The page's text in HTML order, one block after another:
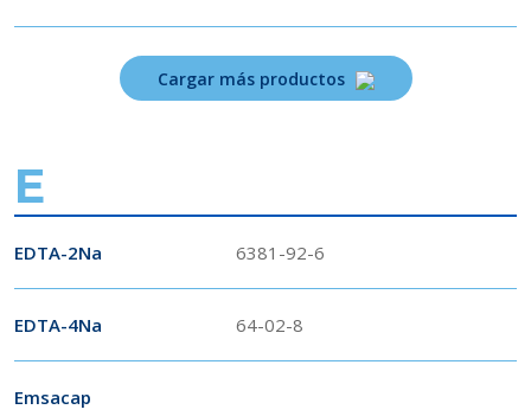
Cargar más productos
E
EDTA-2Na 6381-92-6
EDTA-4Na 64-02-8
Emsacap